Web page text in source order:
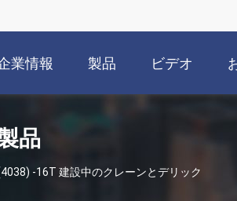
業情報 製品 ビデオ
品
-16T 建設中のクレーンとデリック